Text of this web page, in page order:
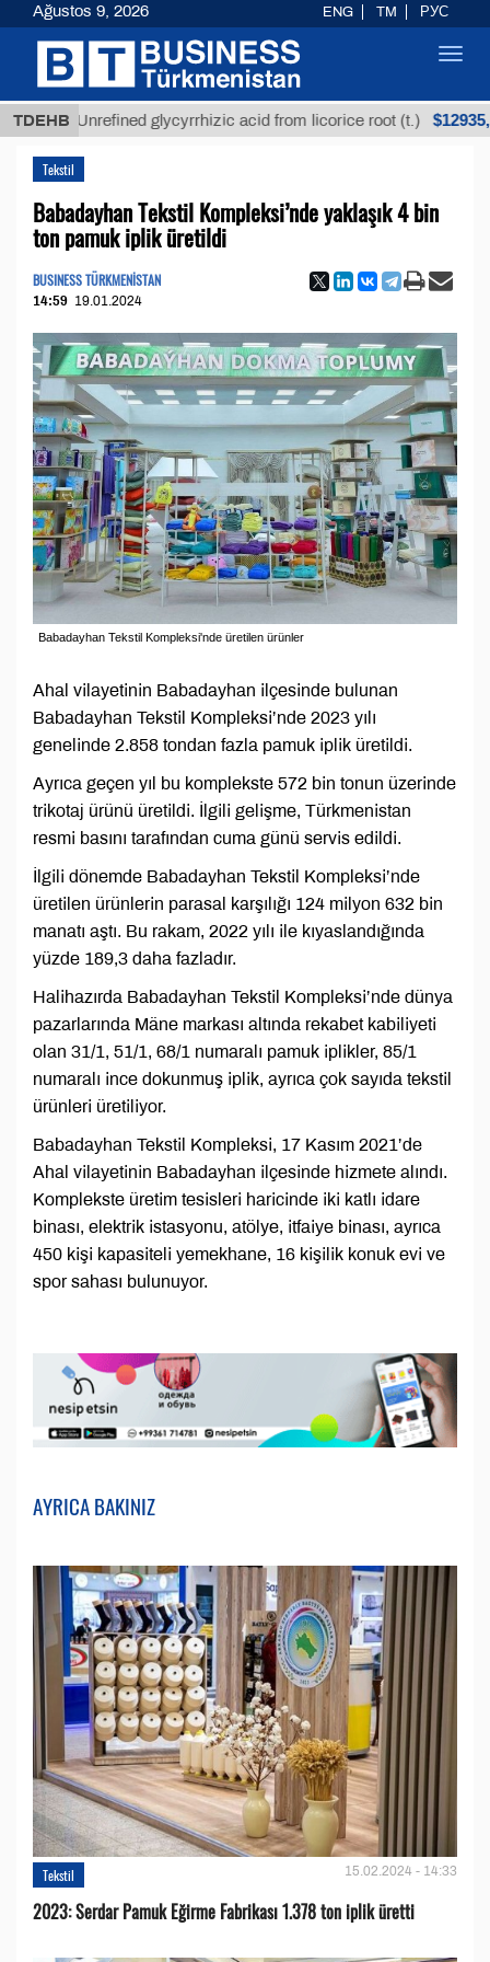
TDEHB
Unrefined glycyrrhizic acid from licorice root (t.) $12935,18
Tekstil
Babadayhan Tekstil Kompleksi’nde yaklaşık 4 bin
ton pamuk iplik üretildi
BUSINESS TÜRKMENİSTAN
14:59 19.01.2024
Babadayhan Tekstil Kompleksi'nde üretilen ürünler
Ahal vilayetinin Babadayhan ilçesinde bulunan
Babadayhan Tekstil Kompleksi’nde 2023 yılı
genelinde 2.858 tondan fazla pamuk iplik üretildi.
Ayrıca geçen yıl bu komplekste 572 bin tonun üzerinde
trikotaj ürünü üretildi. İlgili gelişme, Türkmenistan
resmi basını tarafından cuma günü servis edildi.
İlgili dönemde Babadayhan Tekstil Kompleksi’nde
üretilen ürünlerin parasal karşılığı 124 milyon 632 bin
manatı aştı. Bu rakam, 2022 yılı ile kıyaslandığında
yüzde 189,3 daha fazladır.
Halihazırda Babadayhan Tekstil Kompleksi’nde dünya
pazarlarında Mäne markası altında rekabet kabiliyeti
olan 31/1, 51/1, 68/1 numaralı pamuk iplikler, 85/1
numaralı ince dokunmuş iplik, ayrıca çok sayıda tekstil
ürünleri üretiliyor.
Babadayhan Tekstil Kompleksi, 17 Kasım 2021’de
Ahal vilayetinin Babadayhan ilçesinde hizmete alındı.
Komplekste üretim tesisleri haricinde iki katlı idare
binası, elektrik istasyonu, atölye, itfaiye binası, ayrıca
450 kişi kapasiteli yemekhane, 16 kişilik konuk evi ve
spor sahası bulunuyor.
AYRICA BAKINIZ
Tekstil 15.02.2024 - 14:33
2023: Serdar Pamuk Eğirme Fabrikası 1.378 ton iplik üretti
Ağustos 9, 2026 ENG TM РУС